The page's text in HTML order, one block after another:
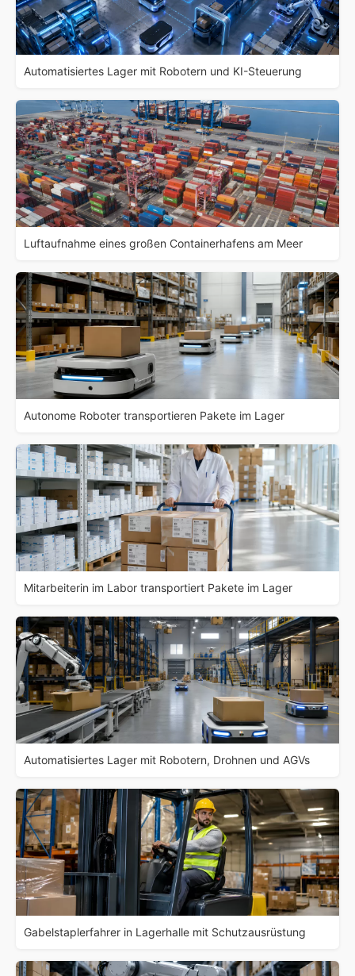
Automatisiertes Lager mit Robotern und KI-Steuerung
Luftaufnahme eines großen Containerhafens am Meer
Autonome Roboter transportieren Pakete im Lager
Mitarbeiterin im Labor transportiert Pakete im Lager
Automatisiertes Lager mit Robotern, Drohnen und AGVs
Gabelstaplerfahrer in Lagerhalle mit Schutzausrüstung